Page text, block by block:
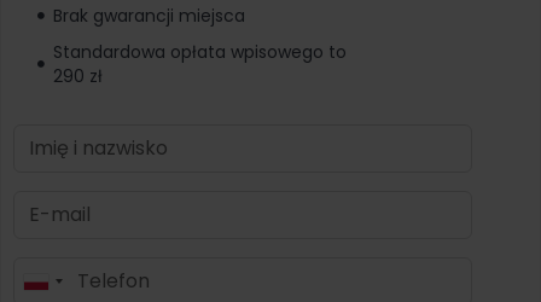
Brak gwarancji miejsca
Standardowa opłata wpisowego to
290 zł
P